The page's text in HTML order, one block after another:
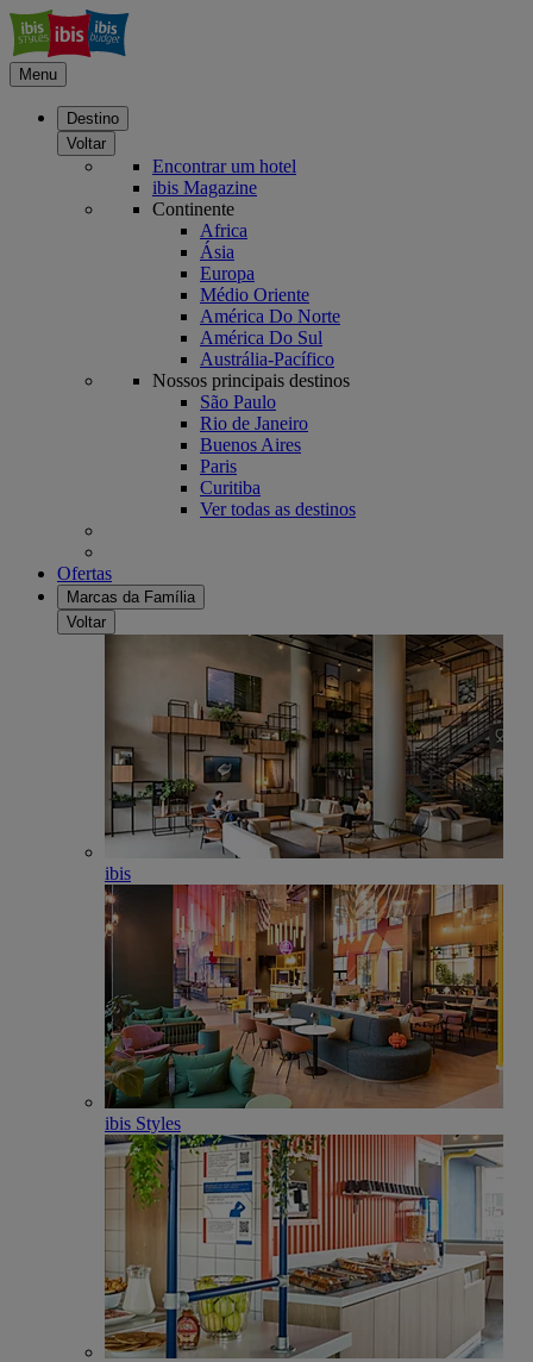
Menu
Destino
Voltar
Encontrar um hotel
ibis Magazine
Continente
Africa
Ásia
Europa
Médio Oriente
América Do Norte
América Do Sul
Austrália-Pacífico
Nossos principais destinos
São Paulo
Rio de Janeiro
Buenos Aires
Paris
Curitiba
Ver todas as destinos
Ofertas
Marcas da Família
Voltar
ibis
ibis Styles